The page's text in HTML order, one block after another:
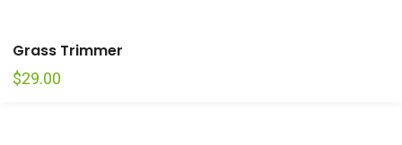
Grass Trimmer
$29.00